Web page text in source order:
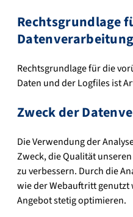
Rechtsgrundlage
Datenverarbeitung
Rechtsgrundlage für die
Daten und der Logfiles ist
Zweck der
Die Verwendung der
Zweck, die Qualität
zu verbessern. Durch die
wie der Webauftritt
Angebot stetig optimieren.